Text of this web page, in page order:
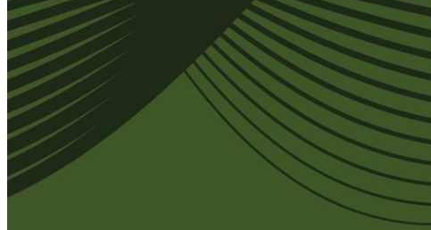
PNGs
PSDs
SVGs
Vorlagen
Vektoren
Videos
Motion Graphics
Redaktionelle Bilder
Redaktionelle Ereignisse